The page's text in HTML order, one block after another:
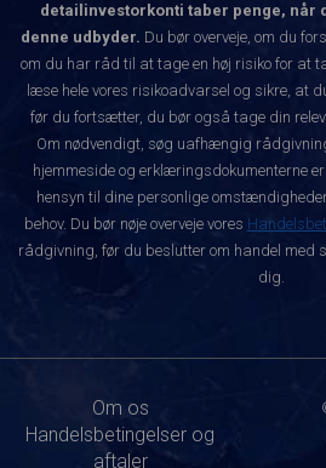
detailinvestorkonti taber penge, når
denne udbyder. Du bør overveje, om du
om du har råd til at tage en høj risiko for at
læse hele vores risikoadvarsel og sikre, at
før du fortsætter, du bør også tage din
Om nødvendigt, søg uafhængig
hjemmeside og erklæringsdokumenterne
hensyn til dine personlige
behov. Du bør nøje overveje vores
rådgivning, før du beslutter om handel med
dig.
Om os
Handelsbetingelser og
aftaler